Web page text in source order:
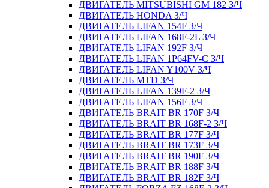
ДВИГАТЕЛЬ MITSUBISHI GM 182 З/Ч
ДВИГАТЕЛЬ HONDA З/Ч
ДВИГАТЕЛЬ LIFAN 154F З/Ч
ДВИГАТЕЛЬ LIFAN 168F-2L З/Ч
ДВИГАТЕЛЬ LIFAN 192F З/Ч
ДВИГАТЕЛЬ LIFAN 1P64FV-C З/Ч
ДВИГАТЕЛЬ LIFAN Y100V З/Ч
ДВИГАТЕЛЬ MTD З/Ч
ДВИГАТЕЛЬ LIFAN 139F-2 З/Ч
ДВИГАТЕЛЬ LIFAN 156F З/Ч
ДВИГАТЕЛЬ BRAIT BR 170F З/Ч
ДВИГАТЕЛЬ BRAIT BR 168F-2 З/Ч
ДВИГАТЕЛЬ BRAIT BR 177F З/Ч
ДВИГАТЕЛЬ BRAIT BR 173F З/Ч
ДВИГАТЕЛЬ BRAIT BR 190F З/Ч
ДВИГАТЕЛЬ BRAIT BR 188F З/Ч
ДВИГАТЕЛЬ BRAIT BR 182F З/Ч